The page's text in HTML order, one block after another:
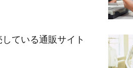
ている通販サイト